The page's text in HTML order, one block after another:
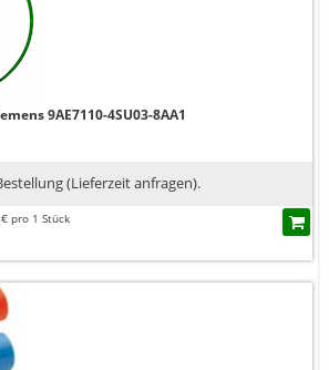
9AE7110-4SU03-8AA1
(Lieferzeit anfragen).
pro 1 Stück